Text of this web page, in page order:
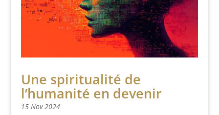
Une spiritualité de
l’humanité en devenir
15 Nov 2024